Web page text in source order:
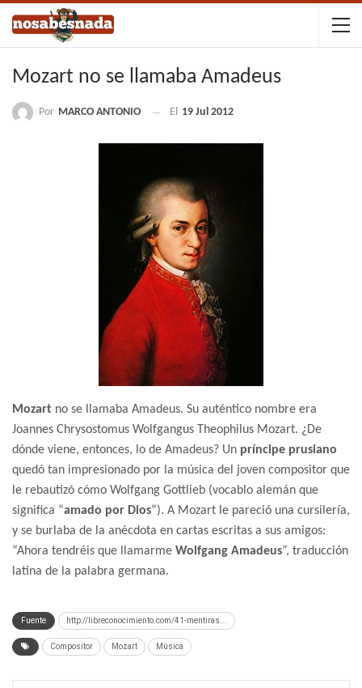
Mozart no se llamaba Amadeus
Por MARCO ANTONIO El 19 Jul 2012
Mozart no se llamaba Amadeus. Su auténtico nombre era
Joannes Chrysostomus Wolfgangus Theophilus Mozart. ¿De
dónde viene, entonces, lo de Amadeus? Un príncipe prusiano
quedó tan impresionado por la música del joven compositor que
le rebautizó cómo Wolfgang Gottlieb (vocablo alemán que
significa “amado por Dios”). A Mozart le pareció una cursilería,
y se burlaba de la anécdota en cartas escritas a sus amigos:
“Ahora tendréis que llamarme Wolfgang Amadeus”, traducción
latina de la palabra germana.
Fuente http://libreconocimiento.com/41-mentiras...
Compositor Mozart Música